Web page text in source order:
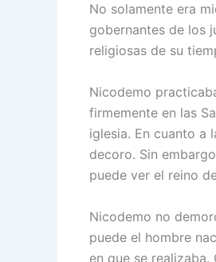
No solamente era
gobernantes de los
religiosas de su
Nicodemo
firmemente en las
iglesia. En cuanto a
decoro. Sin
puede ver el reino
Nicodemo no
puede el hombre
en que se